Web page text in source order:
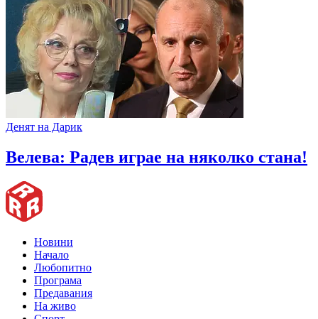
Денят на Дарик
Велева: Радев играе на няколко стана!
Новини
Начало
Любопитно
Програма
Предавания
На живо